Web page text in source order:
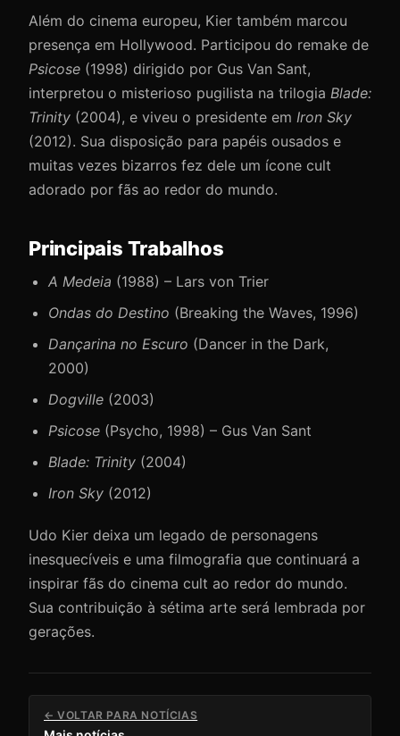
Além do cinema europeu, Kier também marcou
presença em Hollywood. Participou do remake de
Psicose (1998) dirigido por Gus Van Sant,
interpretou o misterioso pugilista na trilogia Blade:
Trinity (2004), e viveu o presidente em Iron Sky
(2012). Sua disposição para papéis ousados e
muitas vezes bizarros fez dele um ícone cult
adorado por fãs ao redor do mundo.
Principais Trabalhos
A Medeia (1988) – Lars von Trier
Ondas do Destino (Breaking the Waves, 1996)
Dançarina no Escuro (Dancer in the Dark,
2000)
Dogville (2003)
Psicose (Psycho, 1998) – Gus Van Sant
Blade: Trinity (2004)
Iron Sky (2012)
Udo Kier deixa um legado de personagens
inesquecíveis e uma filmografia que continuará a
inspirar fãs do cinema cult ao redor do mundo.
Sua contribuição à sétima arte será lembrada por
gerações.
← VOLTAR PARA NOTÍCIAS